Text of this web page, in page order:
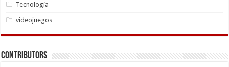
Tecnología
videojuegos
Contributors